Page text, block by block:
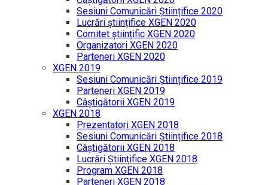
Sesiuni Comunicări Științifice 2020
Lucrări științifice XGEN 2020
Comitet științific XGEN 2020
Organizatori XGEN 2020
Parteneri XGEN 2020
XGEN 2019
Sesiuni Comunicări Științifice 2019
Parteneri XGEN 2019
Câștigătorii XGEN 2019
XGEN 2018
Prezentatori XGEN 2018
Sesiuni Comunicări Științifice 2018
Câștigătorii XGEN 2018
Lucrări Științifice XGEN 2018
Program XGEN 2018
Parteneri XGEN 2018